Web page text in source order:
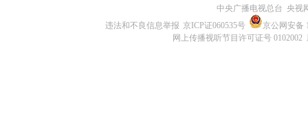
中央广播电视总台 央视
违法和不良信息举报 京ICP证060535号
京公网安备
网上传播视听节目许可证号 0102002